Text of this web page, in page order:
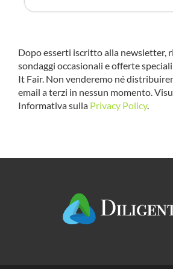
Dopo esserti iscritto alla newsletter,
sondaggi occasionali e offerte
It Fair. Non venderemo né
email a terzi in nessun momento.
Informativa sulla Privacy Policy.